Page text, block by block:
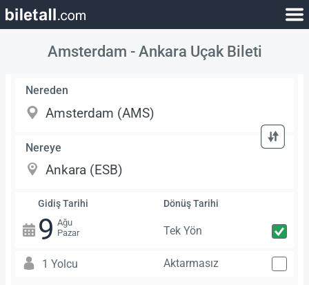
Amsterdam - Ankara Uçak Bileti
Nereden
Nereye
Gidiş Tarihi
9 Ağu
Pazar
Dönüş Tarihi
Tek Yön
1 Yolcu Aktarmasız